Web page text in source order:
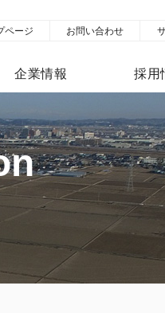
企業情報 採用
ページ お問い合わせ